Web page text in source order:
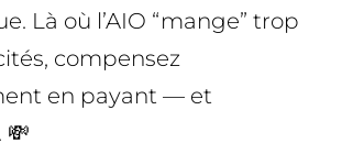
Là où l’AIO “mange” trop
compensez
en payant — et
💸